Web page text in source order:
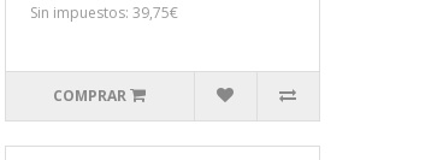
Sin impuestos: 39,75€
COMPRAR